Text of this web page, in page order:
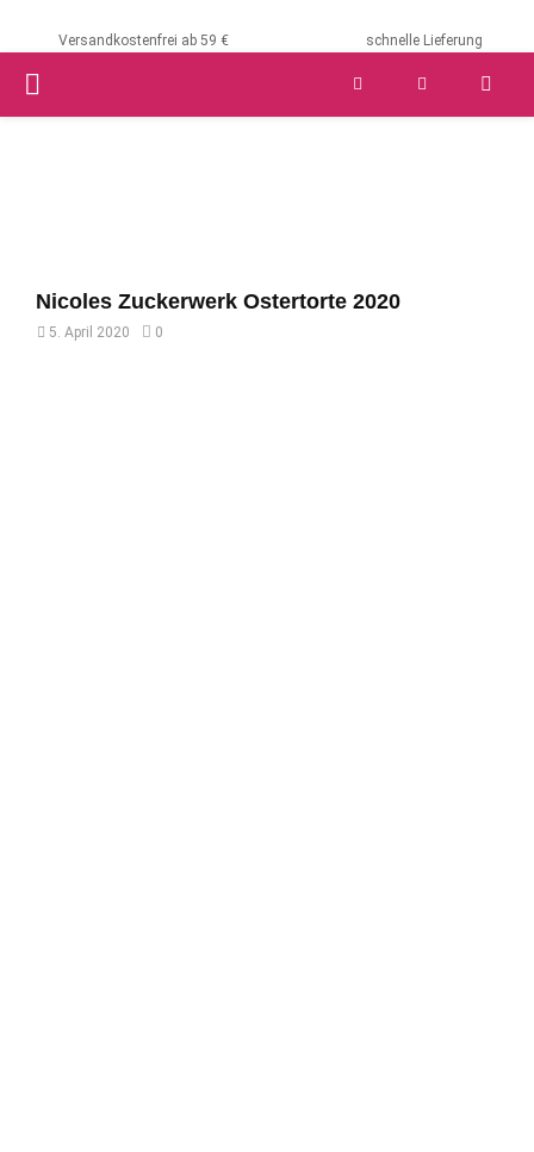
Versandkostenfrei ab 59 € schnelle Lieferung
PRIMARY
Nicoles Zuckerwerk Ostertorte 2020
5. April 2020 0